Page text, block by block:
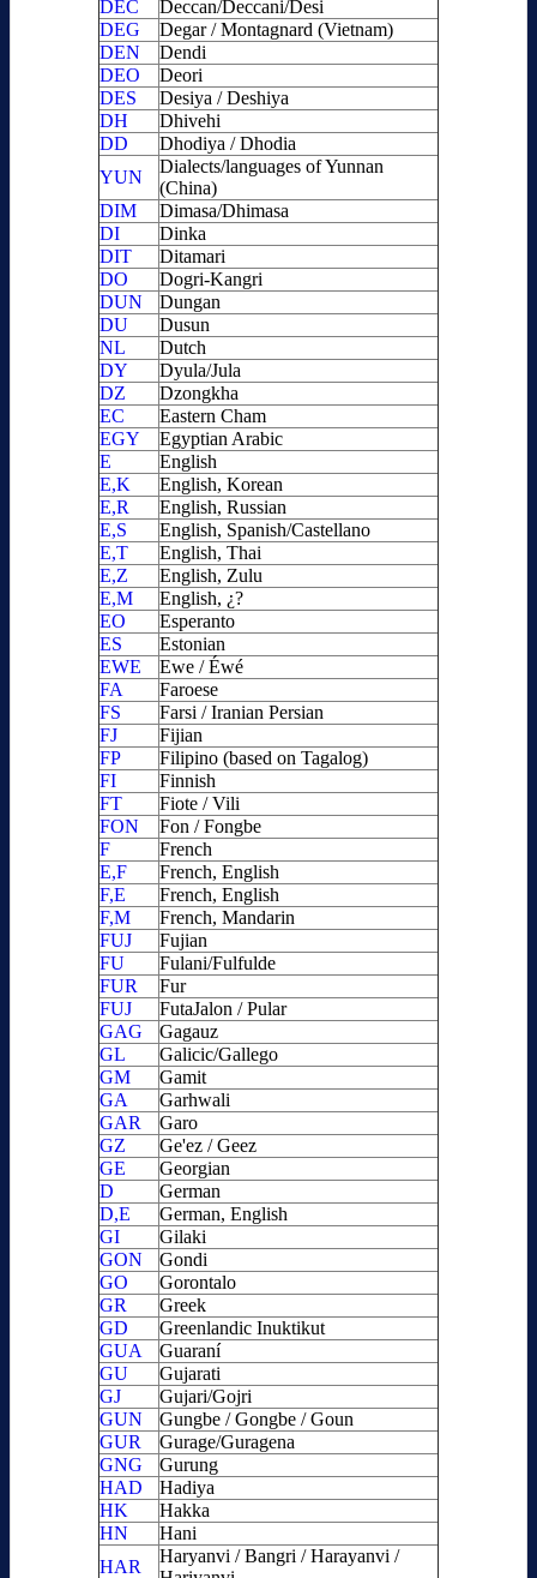
DEC
Deccan/Deccani/Desi
DEG
Degar / Montagnard (Vietnam)
DEN
Dendi
DEO
Deori
DES
Desiya / Deshiya
DH
Dhivehi
DD
Dhodiya / Dhodia
YUN
Dialects/languages of Yunnan
(China)
DIM
Dimasa/Dhimasa
DI
Dinka
DIT
Ditamari
DO
Dogri-Kangri
DUN
Dungan
DU
Dusun
NL
Dutch
DY
Dyula/Jula
DZ
Dzongkha
EC
Eastern Cham
EGY
Egyptian Arabic
E
English
E,K
English, Korean
E,R
English, Russian
E,S
English, Spanish/Castellano
E,T
English, Thai
E,Z
English, Zulu
E,M
English, ¿?
EO
Esperanto
ES
Estonian
EWE
Ewe / Éwé
FA
Faroese
FS
Farsi / Iranian Persian
FJ
Fijian
FP
Filipino (based on Tagalog)
FI
Finnish
FT
Fiote / Vili
FON
Fon / Fongbe
F
French
E,F
French, English
F,E
French, English
F,M
French, Mandarin
FUJ
Fujian
FU
Fulani/Fulfulde
FUR
Fur
FUJ
FutaJalon / Pular
GAG
Gagauz
GL
Galicic/Gallego
GM
Gamit
GA
Garhwali
GAR
Garo
GZ
Ge'ez / Geez
GE
Georgian
D
German
D,E
German, English
GI
Gilaki
GON
Gondi
GO
Gorontalo
GR
Greek
GD
Greenlandic Inuktikut
GUA
Guaraní
GU
Gujarati
GJ
Gujari/Gojri
GUN
Gungbe / Gongbe / Goun
GUR
Gurage/Guragena
GNG
Gurung
HAD
Hadiya
HK
Hakka
HN
Hani
HAR
Haryanvi / Bangri / Harayanvi /